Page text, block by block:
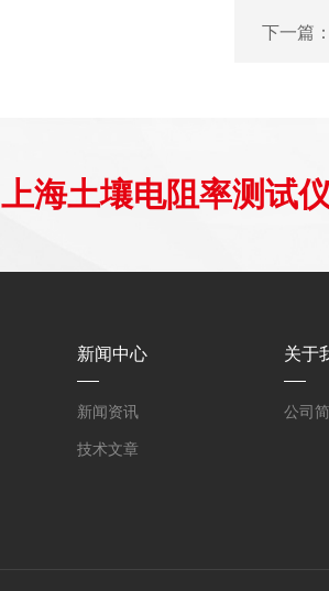
下一篇
上海土壤电阻率测试
新闻中心
新闻资讯
技术文章
关于
公司